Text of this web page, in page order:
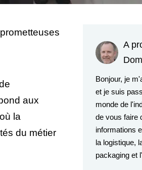
aux
la
du métier
A
Bonjour, je
et je suis
monde de
de vous faire
informations
la logistique,
packaging et